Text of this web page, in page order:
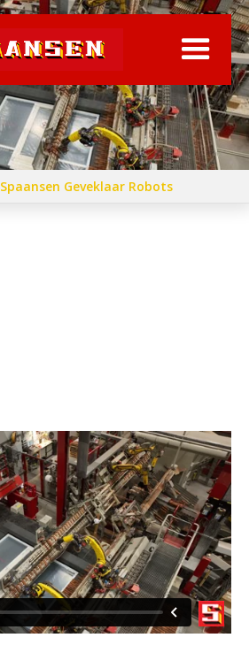
Spaansen Geveklaar Robots